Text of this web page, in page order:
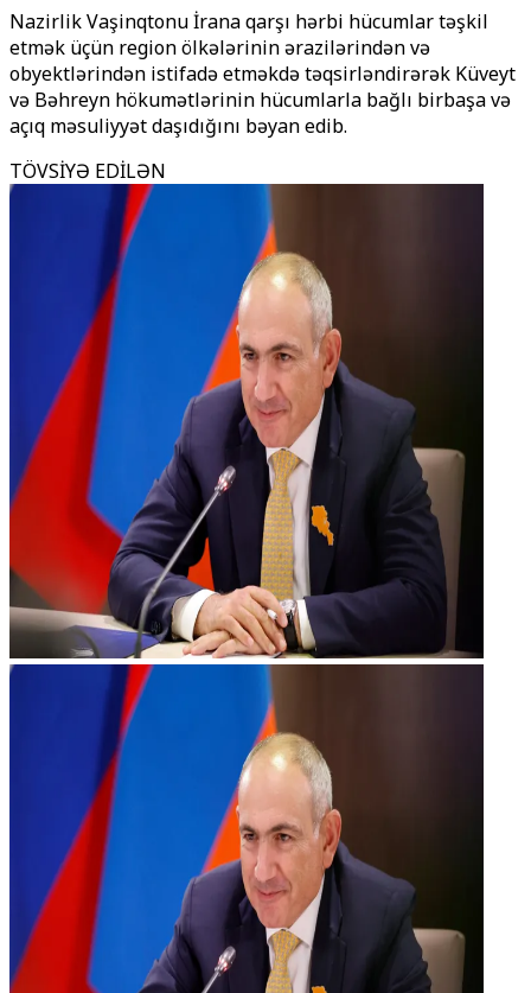
Nazirlik Vaşinqtonu İrana qarşı hərbi hücumlar təşkil
etmək üçün region ölkələrinin ərazilərindən və
obyektlərindən istifadə etməkdə təqsirləndirərək Küveyt
və Bəhreyn hökumətlərinin hücumlarla bağlı birbaşa və
açıq məsuliyyət daşıdığını bəyan edib.
TÖVSİYƏ EDİLƏN